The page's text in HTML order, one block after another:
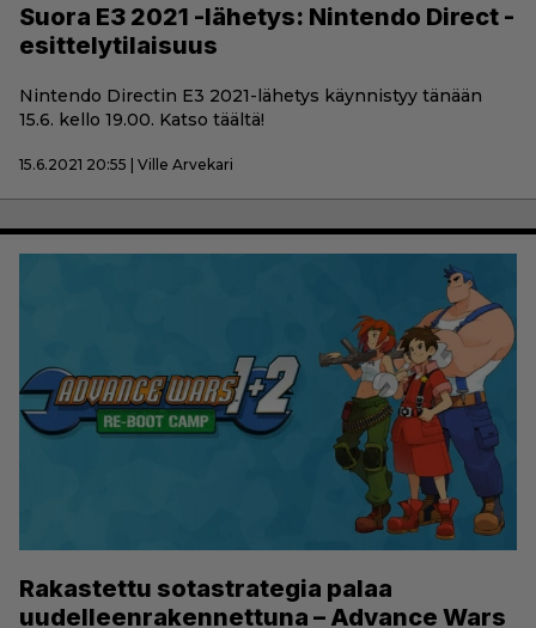
Suora E3 2021 -lähetys: Nintendo Direct -
esittelytilaisuus
Nintendo Directin E3 2021-lähetys käynnistyy tänään
15.6. kello 19.00. Katso täältä!
15.6.2021 20:55 | Ville Arvekari
Rakastettu sotastrategia palaa
uudelleenrakennettuna – Advance Wars